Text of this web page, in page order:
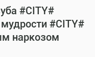
#CITY#
#CITY#
наркозом